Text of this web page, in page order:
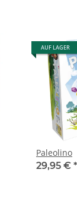
AUF LAGER
Paleolino
29,95 € *